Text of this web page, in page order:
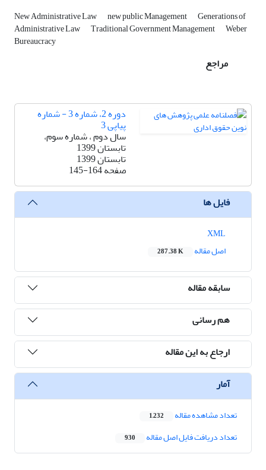
New Administrative Law new public Management Generations of
Administrative Law Traditional Government Management Weber
Bureaucracy
مراجع
دوره 2، شماره 3 - شماره
پیاپی 3
سال دوم ، شماره سوم،
تابستان 1399
تابستان 1399
صفحه145-164
فایل ها
اصل مقاله
287.38 K
سابقه مقاله
هم رسانی
ارجاع به این مقاله
آمار
تعداد مشاهده مقاله 1,232
تعداد دریافت فایل اصل مقاله 930